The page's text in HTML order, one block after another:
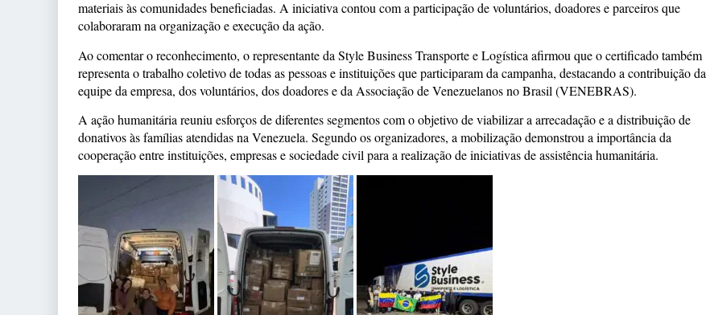
materiais às comunidades beneficiadas. A iniciativa contou com a participação de voluntários, doadores e parceiros que
colaboraram na organização e execução da ação.
Ao comentar o reconhecimento, o representante da Style Business Transporte e Logística afirmou que o certificado também
representa o trabalho coletivo de todas as pessoas e instituições que participaram da campanha, destacando a contribuição da
equipe da empresa, dos voluntários, dos doadores e da Associação de Venezuelanos no Brasil (VENEBRAS).
A ação humanitária reuniu esforços de diferentes segmentos com o objetivo de viabilizar a arrecadação e a distribuição de
donativos às famílias atendidas na Venezuela. Segundo os organizadores, a mobilização demonstrou a importância da
cooperação entre instituições, empresas e sociedade civil para a realização de iniciativas de assistência humanitária.